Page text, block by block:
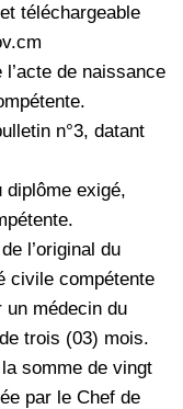
téléchargeable
de naissance
n°3, datant
diplôme exigé,
l’original du
civile compétente
médecin du
trois (03) mois.
somme de vingt
par le Chef de